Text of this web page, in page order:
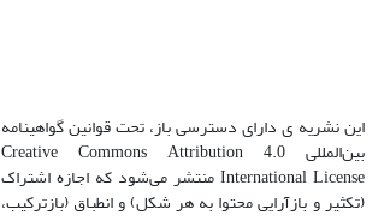
این نشریه ی دارای دسترسی باز، تحت قوانین گواهینامه
بین‌المللی Creative Commons Attribution 4.0
International License منتشر می‌شود که اجازه اشتراک
(تکثیر و بازآرایی محتوا به هر شکل) و انطباق (بازترکیب،